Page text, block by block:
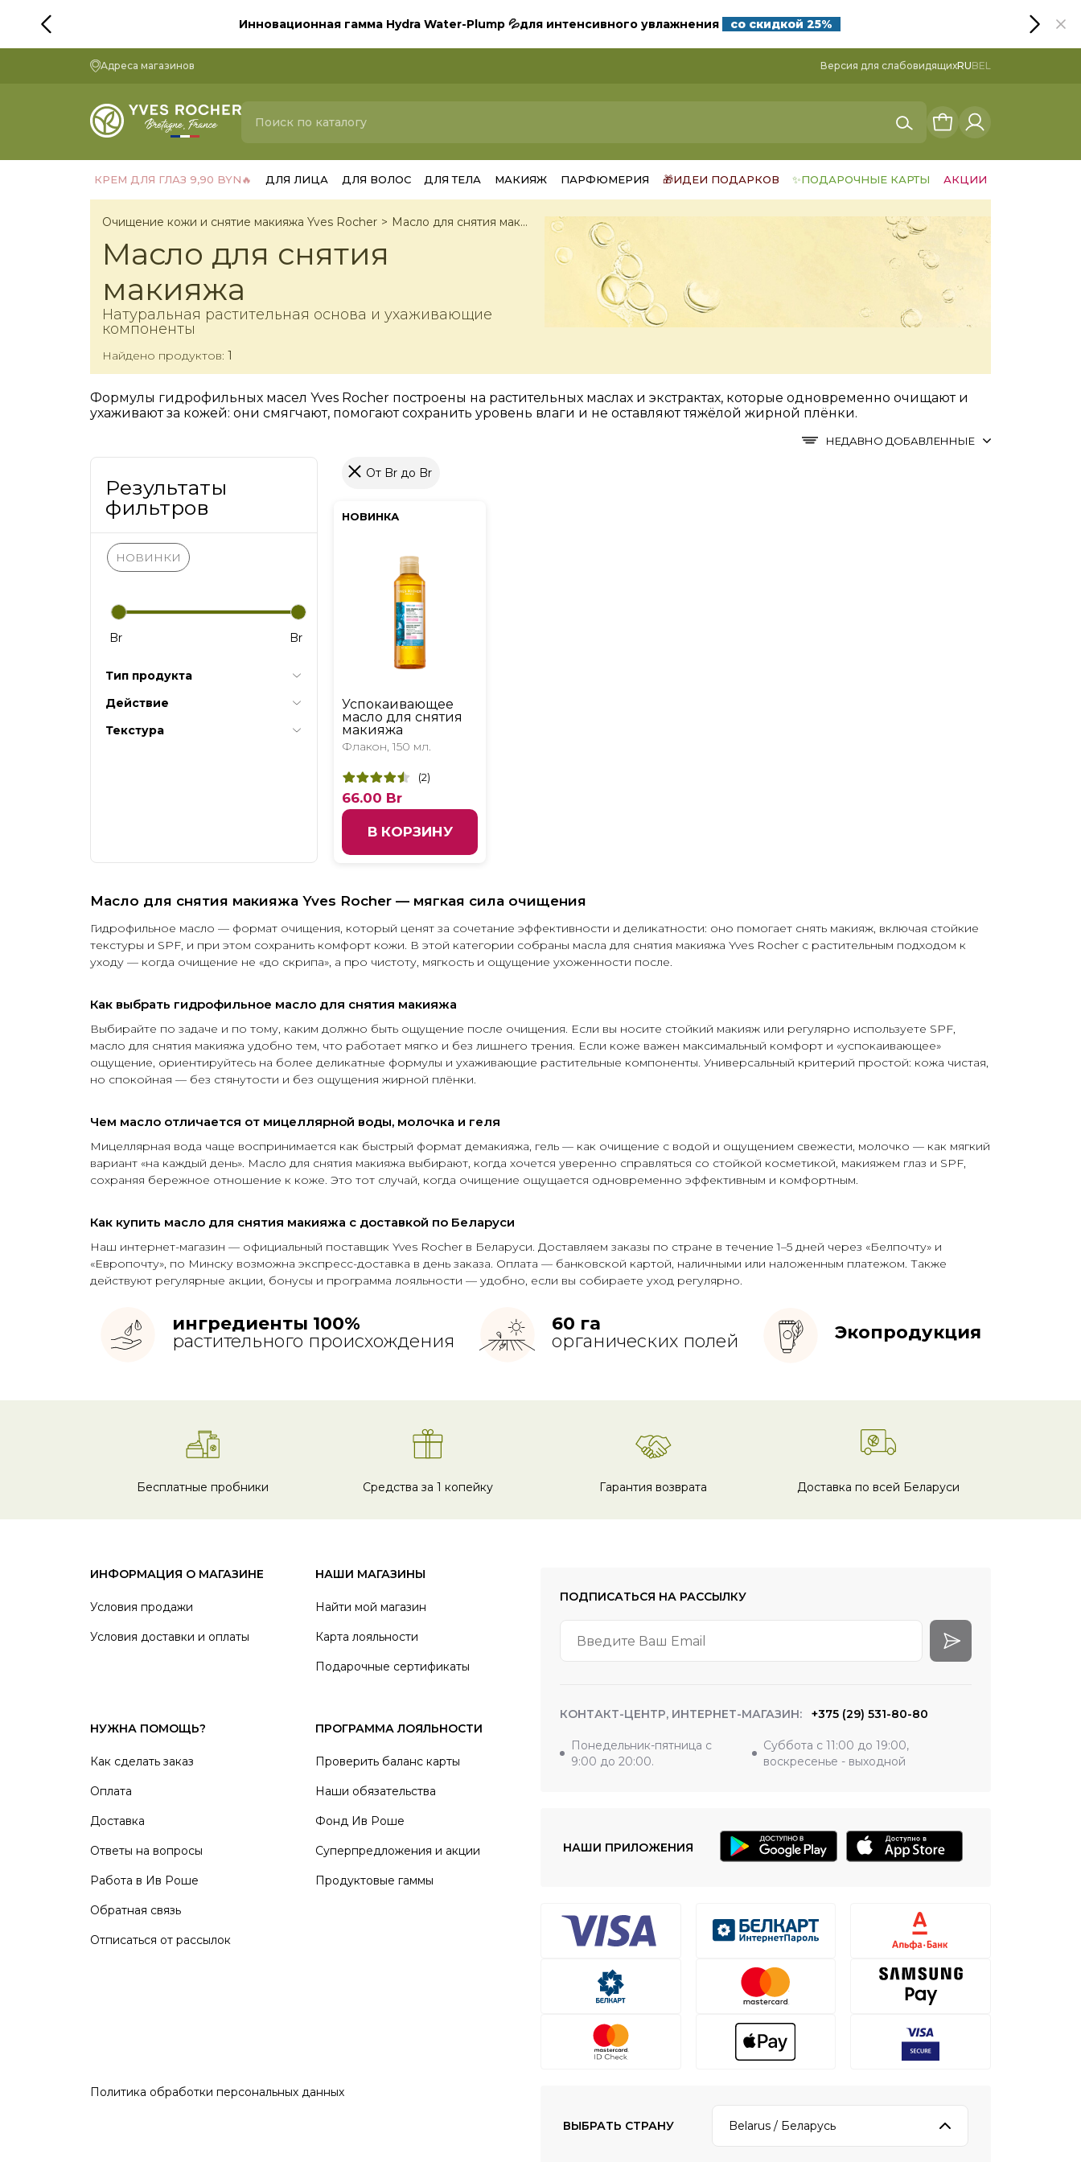
Инновационная гамма Hydra Water-Plump 💦для интенсивного увлажнения со скидкой 25%
Адреса магазинов Версия для слабовидящихRUBEL
КРЕМ ДЛЯ ГЛАЗ 9,90 BYN🔥 ДЛЯ ЛИЦА ДЛЯ ВОЛОС ДЛЯ ТЕЛА МАКИЯЖ ПАРФЮМЕРИЯ 🎁ИДЕИ ПОДАРКОВ ✨ПОДАРОЧНЫЕ КАРТЫ АКЦИИ
Очищение кожи и снятие макияжа Yves Rocher Масло для снятия макияжа Yves Rocher
Масло для снятия
макияжа
Натуральная растительная основа и ухаживающие
компоненты
Найдено продуктов: 1
Формулы гидрофильных масел Yves Rocher построены на растительных маслах и экстрактах, которые одновременно очищают и
ухаживают за кожей: они смягчают, помогают сохранить уровень влаги и не оставляют тяжёлой жирной плёнки.
НЕДАВНО ДОБАВЛЕННЫЕ
Результаты
фильтров
НОВИНКИ
Br Br
Тип продукта
Действие
Текстура
От Br до Br
НОВИНКА
Успокаивающее
масло для снятия
макияжа
Флакон, 150 мл.
(2)
66.00 Br
В КОРЗИНУ
Масло для снятия макияжа Yves Rocher — мягкая сила очищения
Гидрофильное масло — формат очищения, который ценят за сочетание эффективности и деликатности: оно помогает снять макияж, включая стойкие
текстуры и SPF, и при этом сохранить комфорт кожи. В этой категории собраны масла для снятия макияжа Yves Rocher с растительным подходом к
уходу — когда очищение не «до скрипа», а про чистоту, мягкость и ощущение ухоженности после.
Как выбрать гидрофильное масло для снятия макияжа
Выбирайте по задаче и по тому, каким должно быть ощущение после очищения. Если вы носите стойкий макияж или регулярно используете SPF,
масло для снятия макияжа удобно тем, что работает мягко и без лишнего трения. Если коже важен максимальный комфорт и «успокаивающее»
ощущение, ориентируйтесь на более деликатные формулы и ухаживающие растительные компоненты. Универсальный критерий простой: кожа чистая,
но спокойная — без стянутости и без ощущения жирной плёнки.
Чем масло отличается от мицеллярной воды, молочка и геля
Мицеллярная вода чаще воспринимается как быстрый формат демакияжа, гель — как очищение с водой и ощущением свежести, молочко — как мягкий
вариант «на каждый день». Масло для снятия макияжа выбирают, когда хочется уверенно справляться со стойкой косметикой, макияжем глаз и SPF,
сохраняя бережное отношение к коже. Это тот случай, когда очищение ощущается одновременно эффективным и комфортным.
Как купить масло для снятия макияжа с доставкой по Беларуси
Наш интернет-магазин — официальный поставщик Yves Rocher в Беларуси. Доставляем заказы по стране в течение 1–5 дней через «Белпочту» и
«Европочту», по Минску возможна экспресс-доставка в день заказа. Оплата — банковской картой, наличными или наложенным платежом. Также
действуют регулярные акции, бонусы и программа лояльности — удобно, если вы собираете уход регулярно.
ингредиенты 100%
растительного происхождения
60 га
органических полей
Экопродукция
Бесплатные пробники Средства за 1 копейку Гарантия возврата Доставка по всей Беларуси
ИНФОРМАЦИЯ О МАГАЗИНЕ
Условия продажи
Условия доставки и оплаты
НАШИ МАГАЗИНЫ
Найти мой магазин
Карта лояльности
Подарочные сертификаты
НУЖНА ПОМОЩЬ?
Как сделать заказ
Оплата
Доставка
Ответы на вопросы
Работа в Ив Роше
Обратная связь
Отписаться от рассылок
ПРОГРАММА ЛОЯЛЬНОСТИ
Проверить баланс карты
Наши обязательства
Фонд Ив Роше
Суперпредложения и акции
Продуктовые гаммы
Политика обработки персональных данных
ПОДПИСАТЬСЯ НА РАССЫЛКУ
КОНТАКТ-ЦЕНТР, ИНТЕРНЕТ-МАГАЗИН: +375 (29) 531-80-80
Понедельник-пятница с
9:00 до 20:00.
Суббота с 11:00 до 19:00,
воскресенье - выходной
НАШИ ПРИЛОЖЕНИЯ
ВЫБРАТЬ СТРАНУ Belarus / Беларусь